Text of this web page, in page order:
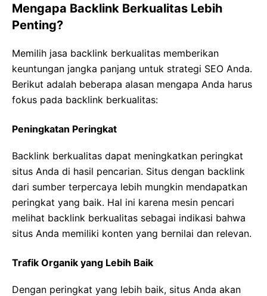
Mengapa Backlink Berkualitas Lebih
Penting?
Memilih jasa backlink berkualitas memberikan
keuntungan jangka panjang untuk strategi SEO Anda.
Berikut adalah beberapa alasan mengapa Anda harus
fokus pada backlink berkualitas:
Peningkatan Peringkat
Backlink berkualitas dapat meningkatkan peringkat
situs Anda di hasil pencarian. Situs dengan backlink
dari sumber terpercaya lebih mungkin mendapatkan
peringkat yang baik. Hal ini karena mesin pencari
melihat backlink berkualitas sebagai indikasi bahwa
situs Anda memiliki konten yang bernilai dan relevan.
Trafik Organik yang Lebih Baik
Dengan peringkat yang lebih baik, situs Anda akan